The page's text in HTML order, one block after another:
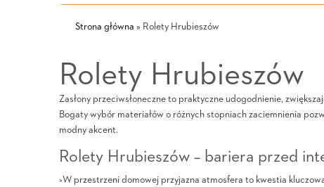
Strona główna » Rolety Hrubieszów
Rolety Hrubieszów
Zasłony przeciwsłoneczne to praktyczne udogodnienie,
Bogaty wybór materiałów o różnych stopniach zaciemnienia
modny akcent.
Rolety Hrubieszów – bariera przed
>W przestrzeni domowej przyjazna atmosfera to kwestia